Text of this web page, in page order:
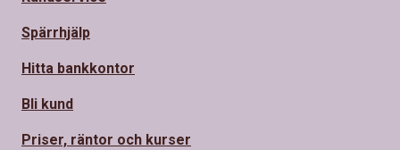
Spärrhjälp
Hitta bankkontor
Bli kund
Priser, räntor och kurser